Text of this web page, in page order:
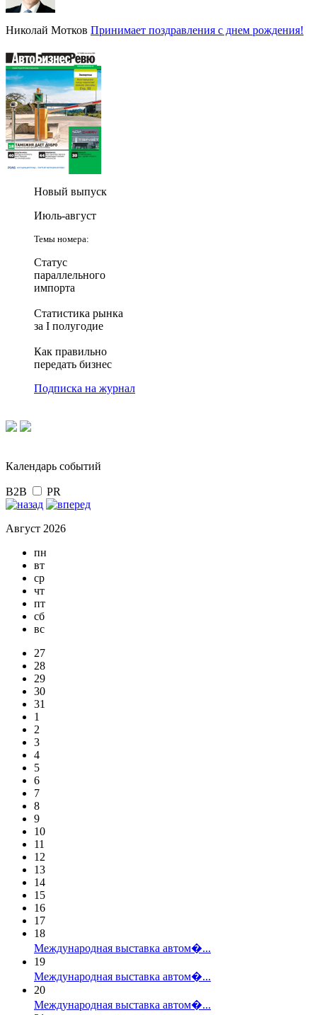
Николай Мотков Принимает поздравления с днем рождения!
Новый выпуск
Июль-август
Темы номера:
Статус
параллельного
импорта
Статистика рынка
за I полугодие
Как правильно
передать бизнес
Подписка на журнал
Календарь событий
B2B PR
Август 2026
пн
вт
ср
чт
пт
сб
вс
27
28
29
30
31
1
2
3
4
5
6
7
8
9
10
11
12
13
14
15
16
17
18
Международная выставка автом�...
19
Международная выставка автом�...
20
Международная выставка автом�...